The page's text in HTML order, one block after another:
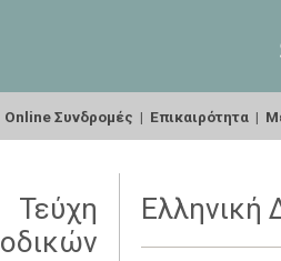
Online Συνδρομές | Επικαιρότητα |
Τεύχη
Ελληνική